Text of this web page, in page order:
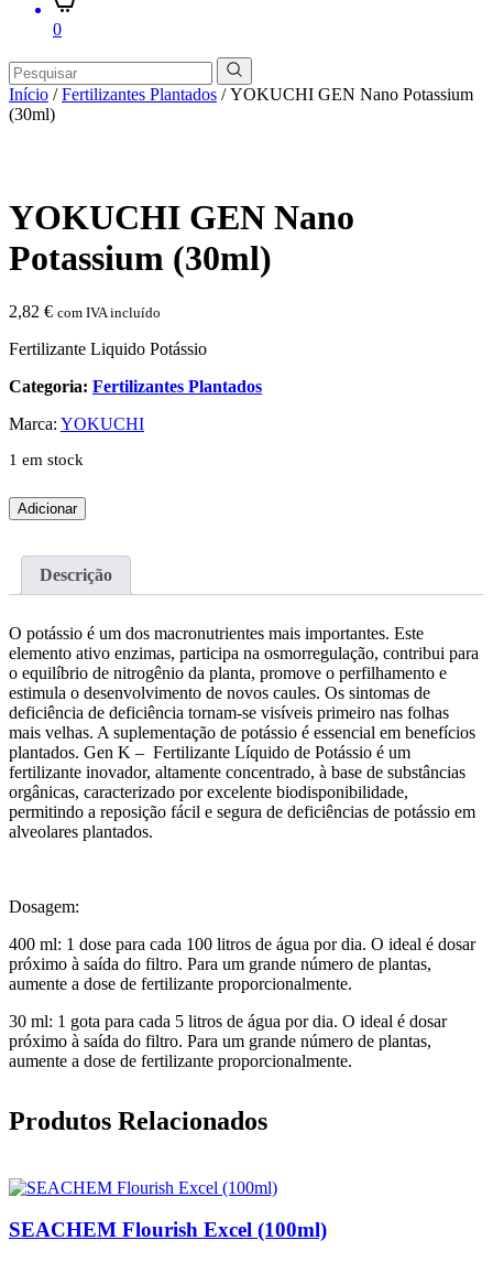
0
Início /Fertilizantes Plantados / YOKUCHI GEN Nano Potassium
(30ml)
YOKUCHI GEN Nano
Potassium (30ml)
2,82 € com IVA incluído
Fertilizante Liquido Potássio
Categoria: Fertilizantes Plantados
Marca: YOKUCHI
1 em stock
Quantidade
de
GEN
Nano
(30ml)
Adicionar
Descrição
O potássio é um dos macronutrientes mais importantes. Este
elemento ativo enzimas, participa na osmorregulação, contribui para
o equilíbrio de nitrogênio da planta, promove o perfilhamento e
estimula o desenvolvimento de novos caules. Os sintomas de
deficiência de deficiência tornam-se visíveis primeiro nas folhas
mais velhas. A suplementação de potássio é essencial em benefícios
plantados. Gen K – Fertilizante Líquido de Potássio é um
fertilizante inovador, altamente concentrado, à base de substâncias
orgânicas, caracterizado por excelente biodisponibilidade,
permitindo a reposição fácil e segura de deficiências de potássio em
alveolares plantados.
Dosagem:
400 ml: 1 dose para cada 100 litros de água por dia. O ideal é dosar
próximo à saída do filtro. Para um grande número de plantas,
aumente a dose de fertilizante proporcionalmente.
30 ml: 1 gota para cada 5 litros de água por dia. O ideal é dosar
próximo à saída do filtro. Para um grande número de plantas,
aumente a dose de fertilizante proporcionalmente.
Produtos Relacionados
SEACHEM Flourish Excel (100ml)